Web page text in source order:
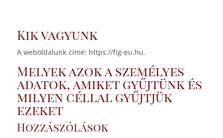
Kik vagyunk
A weboldalunk címe: https://fig-eu.hu.
Melyek azok a személyes
adatok, amiket gyűjtünk és
milyen céllal gyűjtjük
ezeket
Hozzászólások